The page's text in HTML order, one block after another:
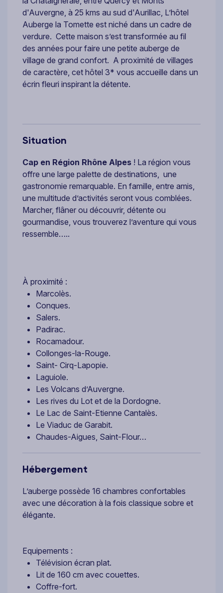
d'Auvergne, à 25 kms au sud d'Aurillac, L’hôtel
Auberge la Tomette est niché dans un cadre de
verdure. Cette maison s’est transformée au fil
des années pour faire une petite auberge de
village de grand confort. A proximité de villages
de caractère, cet hôtel 3* vous accueille dans un
écrin fleuri inspirant la détente.
Situation
Cap en Région Rhône Alpes ! La région vous
offre une large palette de destinations, une
gastronomie remarquable. En famille, entre amis,
une multitude d’activités seront vous comblées.
Marcher, flâner ou découvrir, détente ou
gourmandise, vous trouverez l’aventure qui vous
ressemble…..
À proximité :
Marcolès.
Conques.
Salers.
Padirac.
Rocamadour.
Collonges-la-Rouge.
Saint- Cirq-Lapopie.
Laguiole.
Les Volcans d’Auvergne.
Les rives du Lot et de la Dordogne.
Le Lac de Saint-Etienne Cantalès.
Le Viaduc de Garabit.
Chaudes-Aigues, Saint-Flour…
Hébergement
L’auberge possède 16 chambres confortables
avec une décoration à la fois classique sobre et
élégante.
Equipements :
Télévision écran plat.
Lit de 160 cm avec couettes.
Coffre-fort.